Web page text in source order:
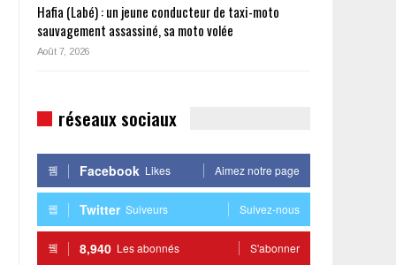
Hafia (Labé) : un jeune conducteur de taxi-moto
sauvagement assassiné, sa moto volée
Août 7, 2026
réseaux sociaux
Facebook Likes Aimez notre page
Twitter Suiveurs Suivez-nous
8,940 Les abonnés S'abonner